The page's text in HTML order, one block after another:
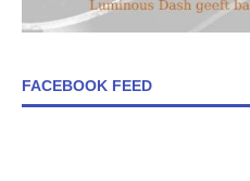
FACEBOOK FEED